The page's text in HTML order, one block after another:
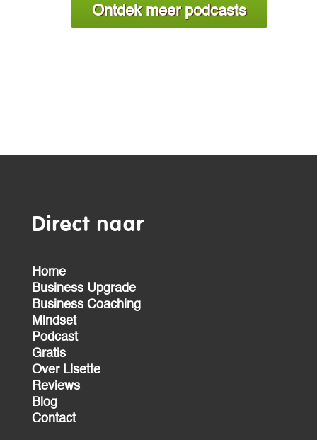
Ontdek meer podcasts
Direct naar
Home
Business Upgrade
Business Coaching
Mindset
Podcast
Gratis
Over Lisette
Reviews
Blog
Contact